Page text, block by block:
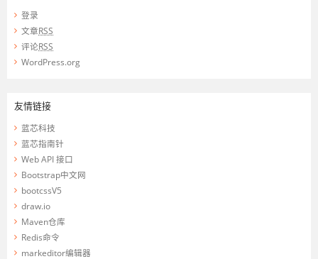
登录
文章RSS
评论RSS
WordPress.org
友情链接
蓝芯科技
蓝芯指南针
Web API 接口
Bootstrap中文网
bootcssV5
draw.io
Maven仓库
Redis命令
markeditor编辑器